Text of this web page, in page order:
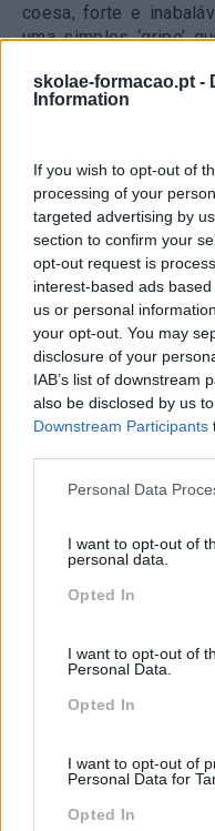
skolae-formacao.pt -
Information
If you wish to opt-out of
processing of your
targeted advertising by
section to confirm your
opt-out request is
interest-based ads
us or personal
your opt-out. You may
disclosure of your
IAB’s list of downstream
also be disclosed by us
Downstream Participants
Please note that this
not limited to your visit
grant or deny consent to
use your data for below
Personal Data
I want to opt-out of
personal data.
Opted In
I want to opt-out of
Personal Data.
Opted In
I want to opt-out of
Personal Data for
Opted In
coesa, forte e
uma simples ‘gripe’
também se pode
não se cura apenas
TAGS:
Comunicação De
Gestão De Crises
Anterior
RECURSOS
A ABORDAGEM
Também